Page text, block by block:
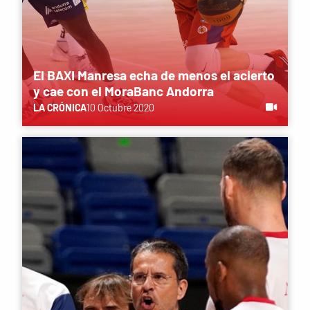
El BAXI Manresa echa de menos el acierto
y cae con el MoraBanc Andorra
LA CRÓNICA10 Octubre 2020